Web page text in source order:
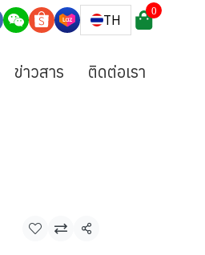
TH
0
ข่าวสาร ติดต่อเรา
แชร์